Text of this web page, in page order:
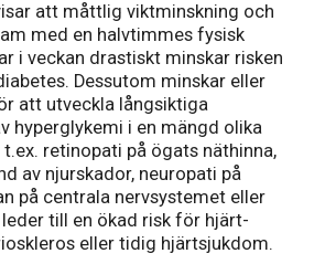
att måttlig viktminskning och
med en halvtimmes fysisk
i veckan drastiskt minskar risken
Dessutom minskar eller
att utveckla långsiktiga
hyperglykemi i en mängd olika
retinopati på ögats näthinna,
av njurskador, neuropati på
på centrala nervsystemet eller
till en ökad risk för hjärt-
eller tidig hjärtsjukdom.